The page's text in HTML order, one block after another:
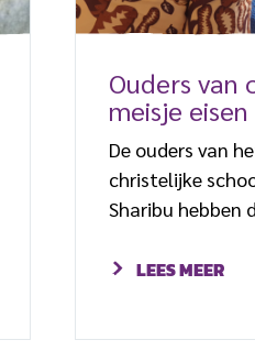
Ouders van
meisje
De ouders van
christelijke
Sharibu hebben
dochter te
LEES MEER